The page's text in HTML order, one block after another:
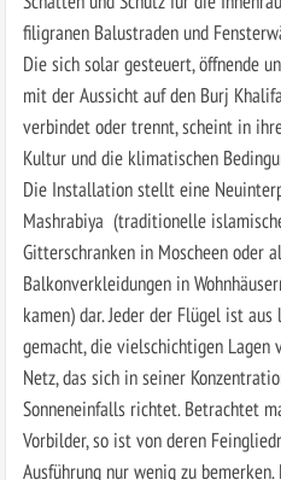
filigranen Balustraden und
Die sich solar gesteuert, öffnende
mit der Aussicht auf den Burj
verbindet oder trennt, scheint in
Kultur und die klimatischen
Die Installation stellt eine
Mashrabiya (traditionelle
Gitterschranken in Moscheen oder
Balkonverkleidungen in
kamen) dar. Jeder der Flügel ist
gemacht, die vielschichtigen Lagen
Netz, das sich in seiner
Sonneneinfalls richtet. Betrachtet
Vorbilder, so ist von deren
Ausführung nur wenig zu